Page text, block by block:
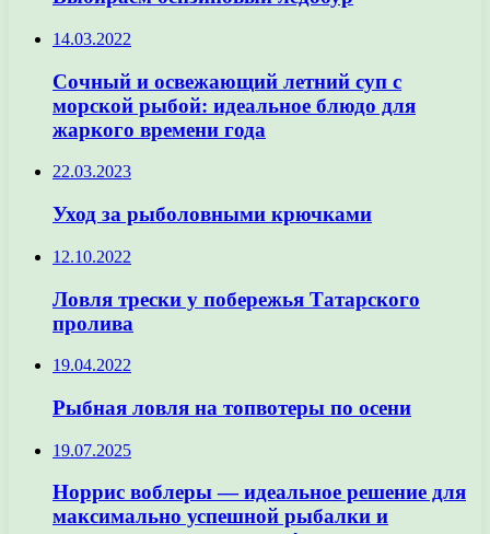
14.03.2022
Сочный и освежающий летний суп с
морской рыбой: идеальное блюдо для
жаркого времени года
22.03.2023
Уход за рыболовными крючками
12.10.2022
Ловля трески у побережья Татарского
пролива
19.04.2022
Рыбная ловля на топвотеры по осени
19.07.2025
Норрис воблеры — идеальное решение для
максимально успешной рыбалки и